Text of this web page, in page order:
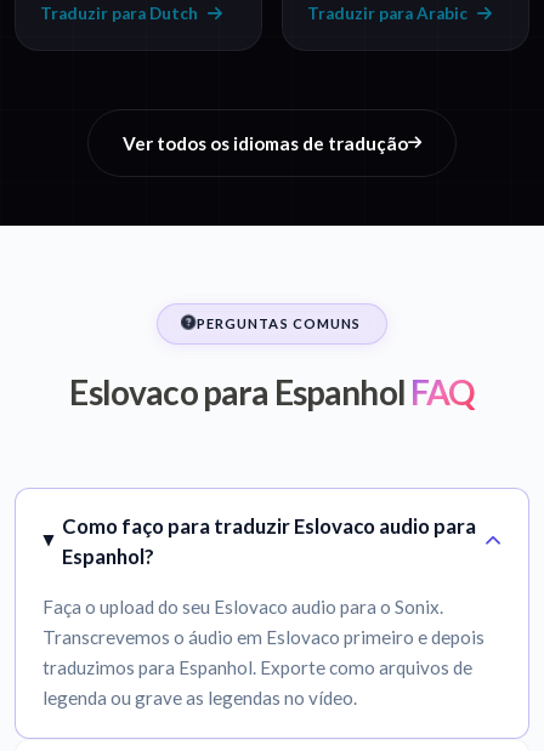
Traduzir para Dutch Traduzir para Arabic
Ver todos os idiomas de tradução
PERGUNTAS COMUNS
Eslovaco para Espanhol FAQ
Como faço para traduzir Eslovaco audio para
Espanhol?
Faça o upload do seu Eslovaco audio para o Sonix.
Transcrevemos o áudio em Eslovaco primeiro e depois
traduzimos para Espanhol. Exporte como arquivos de
legenda ou grave as legendas no vídeo.